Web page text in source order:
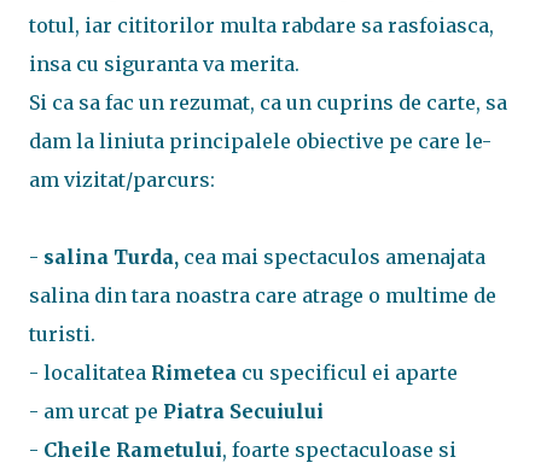
totul, iar cititorilor multa rabdare sa rasfoiasca,
insa cu siguranta va merita.
Si ca sa fac un rezumat, ca un cuprins de carte, sa
dam la liniuta principalele obiective pe care le-
am vizitat/parcurs:
- salina Turda, cea mai spectaculos amenajata
salina din tara noastra care atrage o multime de
turisti.
- localitatea Rimetea cu specificul ei aparte
- am urcat pe Piatra Secuiului
- Cheile Rametului, foarte spectaculoase si